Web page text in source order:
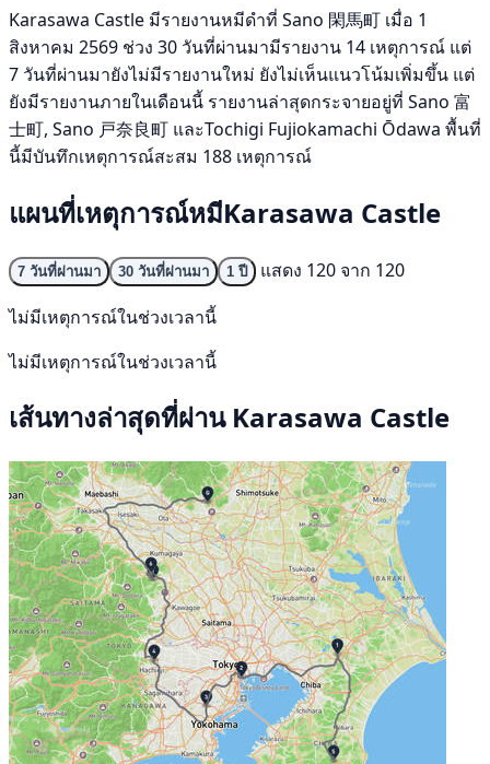
Karasawa Castle มีรายงานหมีดำที่ Sano 閑馬町 เมื่อ 1
สิงหาคม 2569 ช่วง 30 วันที่ผ่านมามีรายงาน 14 เหตุการณ์ แต่
7 วันที่ผ่านมายังไม่มีรายงานใหม่ ยังไม่เห็นแนวโน้มเพิ่มขึ้น แต่
ยังมีรายงานภายในเดือนนี้ รายงานล่าสุดกระจายอยู่ที่ Sano 富
士町, Sano 戸奈良町 และTochigi Fujiokamachi Ōdawa พื้นที่
นี้มีบันทึกเหตุการณ์สะสม 188 เหตุการณ์
แผนที่เหตุการณ์หมีKarasawa Castle
7 วันที่ผ่านมา 30 วันที่ผ่านมา 1 ปี
แสดง 120 จาก 120
ไม่มีเหตุการณ์ในช่วงเวลานี้
ไม่มีเหตุการณ์ในช่วงเวลานี้
เส้นทางล่าสุดที่ผ่าน Karasawa Castle